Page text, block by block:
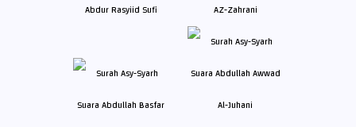
Abdur Rasyiid Sufi AZ-Zahrani